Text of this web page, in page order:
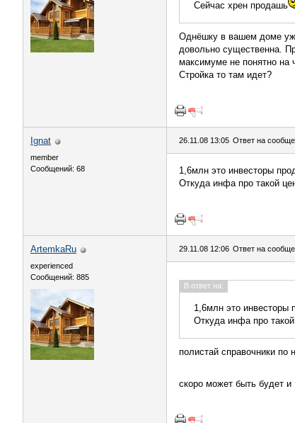
Сейчас хрен продашь
Однёшку в вашем доме
довольно существенна.
максимуме не понятно на
Стройка то там идет?
Ignat
member
Сообщений: 68
26.11.08 13:05 Ответ на
1,6млн это инвесторы
Откуда инфа про такой
ArtemkaRu
experienced
Сообщений: 885
29.11.08 12:06 Ответ на
В ответ на:
1,6млн это инвесторы
Откуда инфа про
полистай справочники по
скоро может быть будет и